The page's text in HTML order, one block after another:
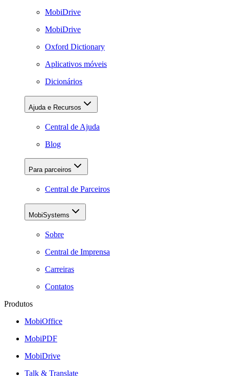
MobiDrive
MobiDrive
Oxford Dictionary
Aplicativos móveis
Dicionários
Ajuda e Recursos
Central de Ajuda
Blog
Para parceiros
Central de Parceiros
MobiSystems
Sobre
Central de Imprensa
Carreiras
Contatos
Produtos
MobiOffice
MobiPDF
MobiDrive
Talk & Translate